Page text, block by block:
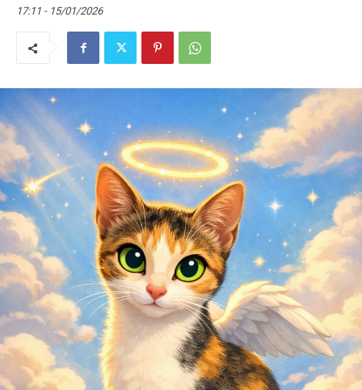
17:11 - 15/01/2026